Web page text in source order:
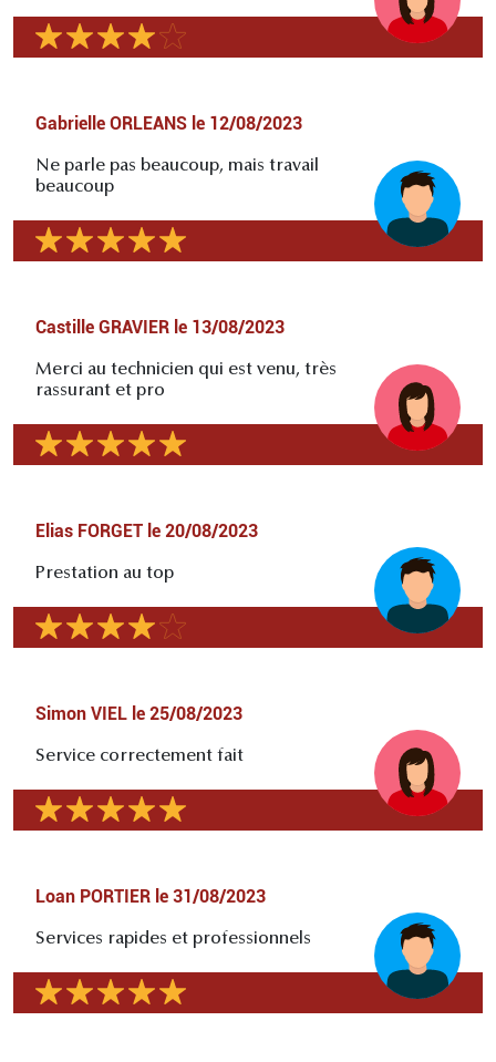
Gabrielle ORLEANS le 12/08/2023
Ne parle pas beaucoup, mais travail
beaucoup
Castille GRAVIER le 13/08/2023
Merci au technicien qui est venu, très
rassurant et pro
Elias FORGET le 20/08/2023
Prestation au top
Simon VIEL le 25/08/2023
Service correctement fait
Loan PORTIER le 31/08/2023
Services rapides et professionnels